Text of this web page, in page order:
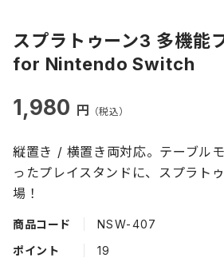
スプラトゥーン3 多機能
for Nintendo Switch
縦置き / 横置き両対応。テーブル
ったプレイスタンドに、スプラト
場！
1,980 円 （税込）
商品コード
NSW-407
ポイント
19